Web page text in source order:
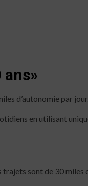
ans»
d’autonomie par jour.
en utilisant
sont de 30 miles